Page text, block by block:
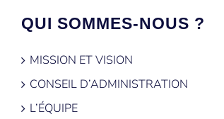
QUI SOMMES-NOUS ?
MISSION ET VISION
CONSEIL D’ADMINISTRATION
L’ÉQUIPE